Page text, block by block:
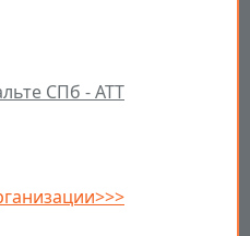
СПб - ATT